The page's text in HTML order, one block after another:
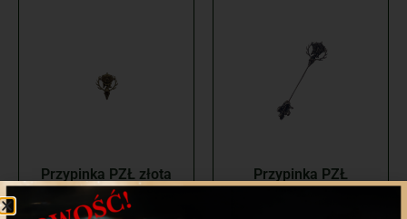
Przypinka PZŁ złota
zakręcana 22×16
mm
Przypinka PZŁ
srebrna na szpilce